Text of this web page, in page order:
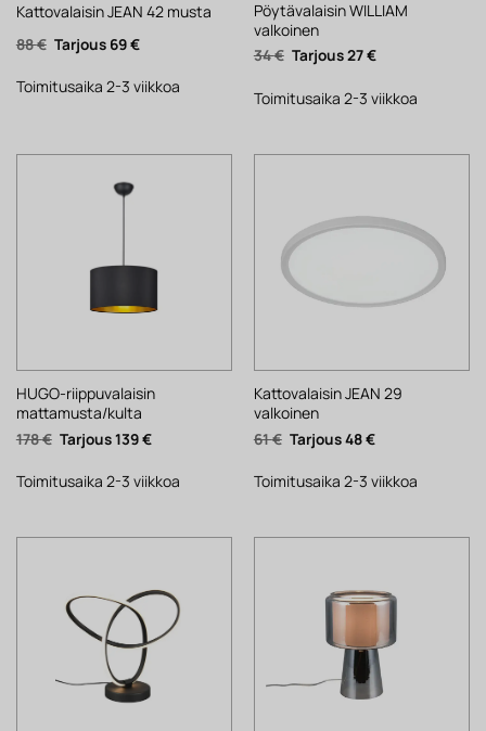
Kattovalaisin JEAN 42 musta
88€ Alkuperäinen
hinta
88 €.
69€Nykyinen
69 €.
Toimitusaika 2-3 viikkoa
Pöytävalaisin WILLIAM
valkoinen
34€ Alkuperäinen
hinta
34 €.
27€Nykyinen
27 €.
Toimitusaika 2-3 viikkoa
HUGO-riippuvalaisin
mattamusta/kulta
178€ Alkuperäinen
hinta
178 €.
139€Nykyinen
139 €.
Toimitusaika 2-3 viikkoa
Kattovalaisin JEAN 29
valkoinen
61€ Alkuperäinen
hinta
61 €.
48€Nykyinen
48 €.
Toimitusaika 2-3 viikkoa